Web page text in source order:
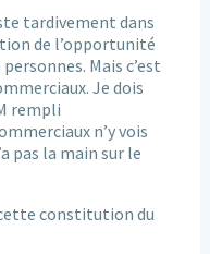
tardivement dans
de l’opportunité
Mais c’est
Je dois
rempli
n’y vois
pas la main sur le
constitution du